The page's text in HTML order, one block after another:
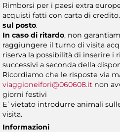
Rimborsi per i paesi extra
acquisti fatti con carta di credito.
sul posto.
In caso di ritardo, non
raggiungere il turno di visita
riserva la possibilità di inserire i
successivi a seconda della
Ricordiamo che le risposte via
viaggioneifori@060608.it non
giorni festivi
E’ vietato introdurre animali
visita.
Informazioni